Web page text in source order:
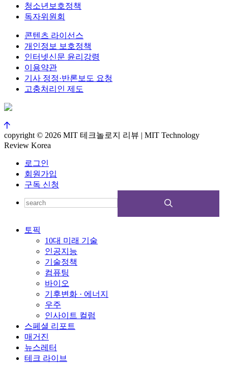
청소년보호정책
독자위원회
콘텐츠 라이선스
개인정보 보호정책
인터넷신문 윤리강령
이용약관
기사 정정·반론보도 요청
고충처리인 제도
copyright © 2026 MIT 테크놀로지 리뷰 | MIT Technology
Review Korea
로그인
회원가입
구독 신청
토픽
10대 미래 기술
인공지능
기술정책
컴퓨팅
바이오
기후변화 · 에너지
우주
인사이트 컬럼
스페셜 리포트
매거진
뉴스레터
테크 라이브